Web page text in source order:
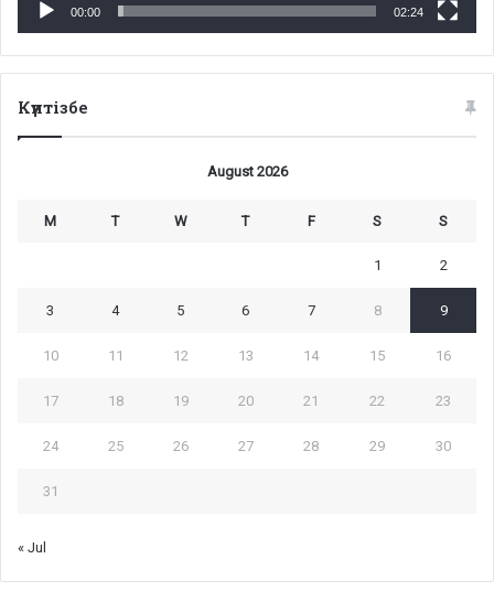
00:00 02:24
Күнтізбе
August 2026
M T W T F S S
1 2
3 4 5 6 7 8 9
10 11 12 13 14 15 16
17 18 19 20 21 22 23
24 25 26 27 28 29 30
31
« Jul